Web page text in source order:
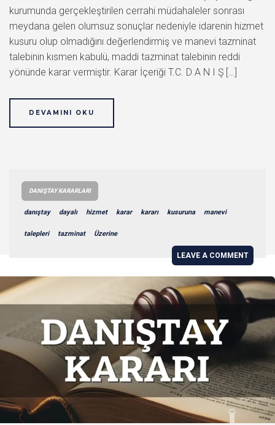
kurumunda gerçekleştirilen cerrahi müdahaleler sonrası
meydana gelen olumsuz sonuçlar nedeniyle idarenin hizmet
kusuru olup olmadığını değerlendirmiş ve manevi tazminat
talebinin kısmen kabulü, maddi tazminat talebinin reddi
yönünde karar vermiştir. Karar İçeriği T.C. D A N I Ş […]
DEVAMINI OKU
DANIŞTAY KARARLARI
danıştay dayalı hizmet karar kararı kusuruna manevi
talepleri tazminat Üzerine
LEAVE A COMMENT